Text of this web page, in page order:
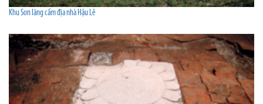
Khu Sơn lăng cấm địa nhà Hậu Lê